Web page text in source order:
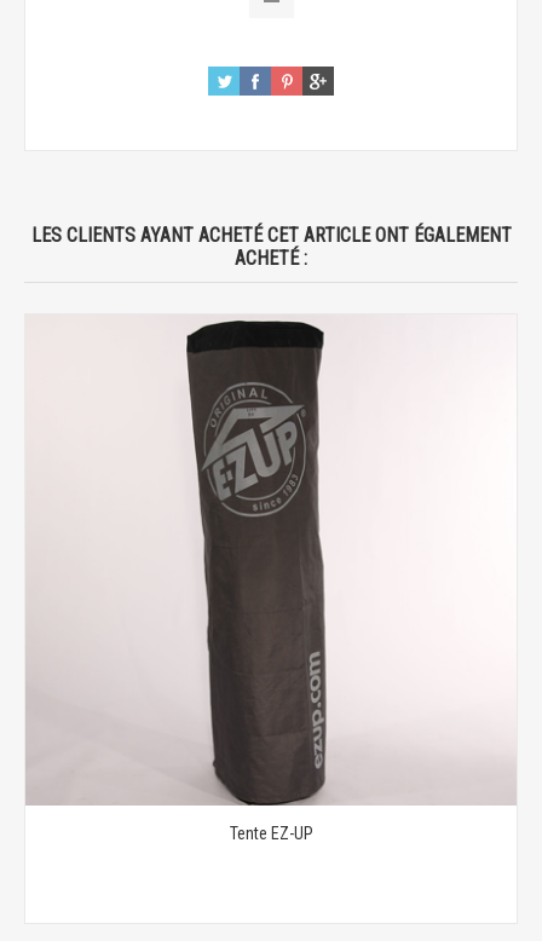
LES CLIENTS AYANT ACHETÉ CET ARTICLE ONT ÉGALEMENT
ACHETÉ :
Tente EZ-UP